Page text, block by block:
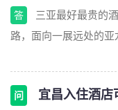
答
三亚最好最贵的
路，面向一展远处的
问 宜昌入住酒店